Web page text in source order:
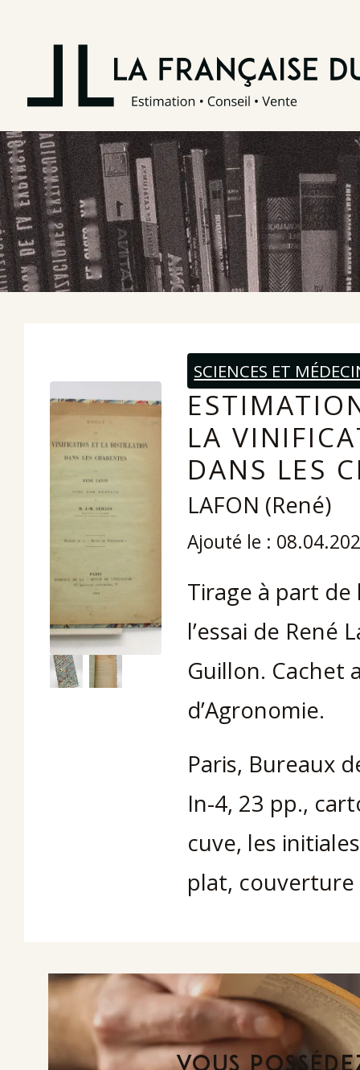
SCIENCES ET
LA
DANS LES
LAFON (René)
Ajouté le :
Tirage à part
l’essai de René
Guillon. Cachet
d’Agronomie.
Paris, Bureaux
In-4, 23 pp.,
cuve, les
plat, couverture